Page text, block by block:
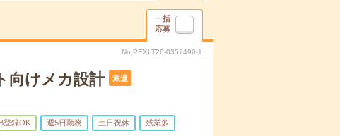
一括
応募
No.PEXLT26-0357496-1
向けメカ設計 派遣
登録OK 週5日勤務 土日祝休 残業多